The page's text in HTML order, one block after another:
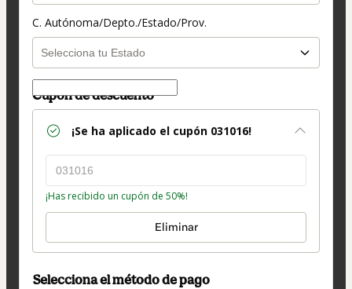
C. Autónoma/Depto./Estado/Prov.
Cupón de descuento
¡Se ha aplicado el cupón 031016!
¡Has recibido un cupón de 50%!
Eliminar
Selecciona el método de pago